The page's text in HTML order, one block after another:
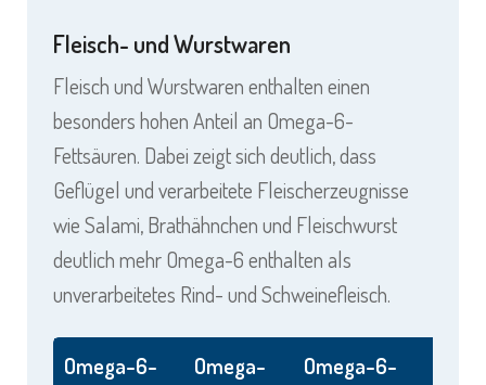
Fleisch- und Wurstwaren
Fleisch und Wurstwaren enthalten einen
besonders hohen Anteil an Omega-6-
Fettsäuren. Dabei zeigt sich deutlich, dass
Geflügel und verarbeitete Fleischerzeugnisse
wie Salami, Brathähnchen und Fleischwurst
deutlich mehr Omega-6 enthalten als
unverarbeitetes Rind- und Schweinefleisch.
Omega-6-
Omega-
Omega-6-